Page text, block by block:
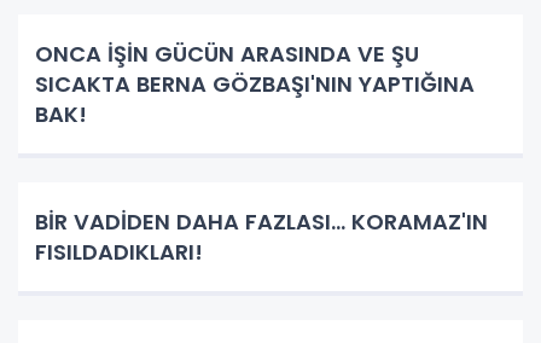
ONCA İŞİN GÜCÜN ARASINDA VE ŞU
SICAKTA BERNA GÖZBAŞI'NIN YAPTIĞINA
BAK!
BİR VADİDEN DAHA FAZLASI… KORAMAZ'IN
FISILDADIKLARI!